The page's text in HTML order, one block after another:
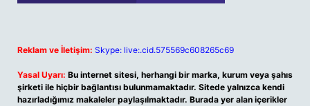
Reklam ve İletişim: Skype: live:.cid.575569c608265c69
Yasal Uyarı: Bu internet sitesi, herhangi bir marka, kurum veya şahıs
şirketi ile hiçbir bağlantısı bulunmamaktadır. Sitede yalnızca kendi
hazırladığımız makaleler paylaşılmaktadır. Burada yer alan içerikler